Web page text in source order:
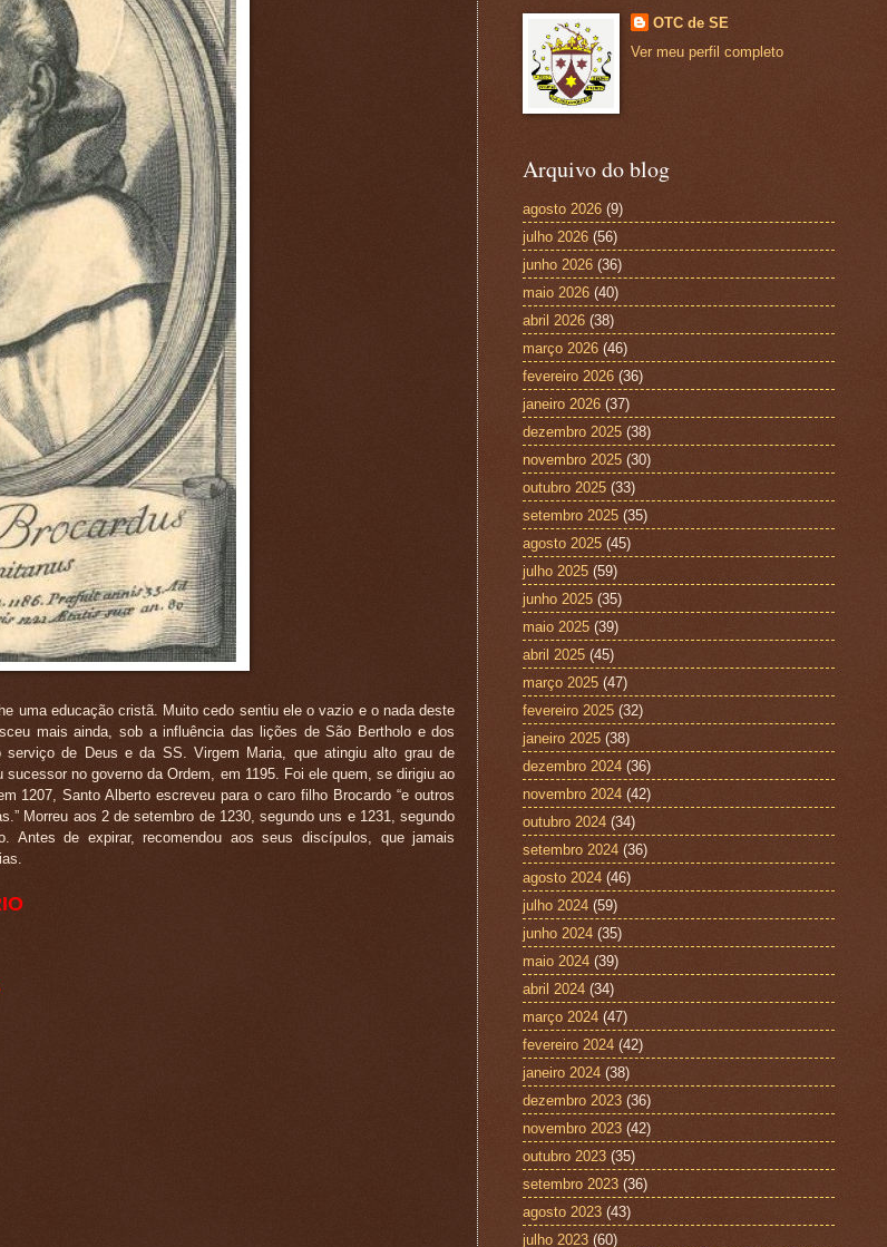
uma educação cristã. Muito cedo sentiu ele o vazio e o nada deste
mais ainda, sob a influência das lições de São Bertholo e dos
de Deus e da SS. Virgem Maria, que atingiu alto grau de
no governo da Ordem, em 1195. Foi ele quem, se dirigiu ao
1207, Santo Alberto escreveu para o caro filho Brocardo “e outros
Morreu aos 2 de setembro de 1230, segundo uns e 1231, segundo
de expirar, recomendou aos seus discípulos, que jamais
OTC de SE
Ver meu perfil completo
Arquivo do blog
agosto 2026 (9)
julho 2026 (56)
junho 2026 (36)
maio 2026 (40)
abril 2026 (38)
março 2026 (46)
fevereiro 2026 (36)
janeiro 2026 (37)
dezembro 2025 (38)
novembro 2025 (30)
outubro 2025 (33)
setembro 2025 (35)
agosto 2025 (45)
julho 2025 (59)
junho 2025 (35)
maio 2025 (39)
abril 2025 (45)
março 2025 (47)
fevereiro 2025 (32)
janeiro 2025 (38)
dezembro 2024 (36)
novembro 2024 (42)
outubro 2024 (34)
setembro 2024 (36)
agosto 2024 (46)
julho 2024 (59)
junho 2024 (35)
maio 2024 (39)
abril 2024 (34)
março 2024 (47)
fevereiro 2024 (42)
janeiro 2024 (38)
dezembro 2023 (36)
novembro 2023 (42)
outubro 2023 (35)
setembro 2023 (36)
agosto 2023 (43)
julho 2023 (60)